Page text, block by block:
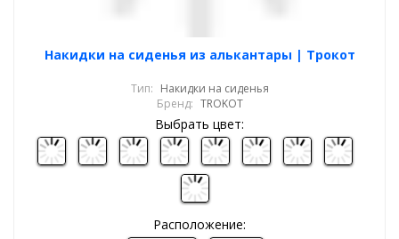
Накидки на сиденья из алькантары | Трокот
Тип: Накидки на сиденья
Бренд: TROKOT
Выбрать цвет:
Расположение: